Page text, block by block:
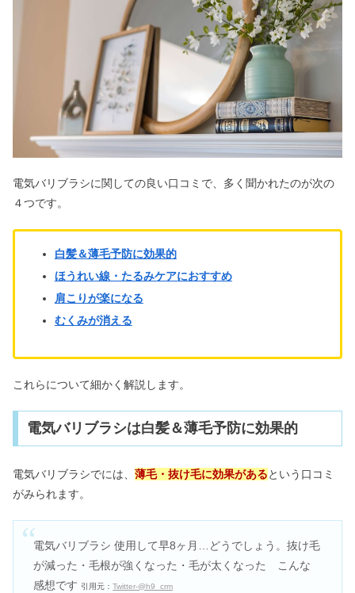
電気バリブラシに関しての良い口コミで、多く聞かれたのが次の
４つです。
白髪＆薄毛予防に効果的
ほうれい線・たるみケアにおすすめ
肩こりが楽になる
むくみが消える
これらについて細かく解説します。
電気バリブラシは白髪＆薄毛予防に効果的
電気バリブラシでには、 薄毛・ 抜け毛に効果があるという口コミ
がみられます。
電気バリブラシ 使用して早8ヶ月…どうでしょう。抜け毛
が減った・毛根が強くなった・毛が太くなった こんな
感想です 引用元：Twitter-@h9_crm